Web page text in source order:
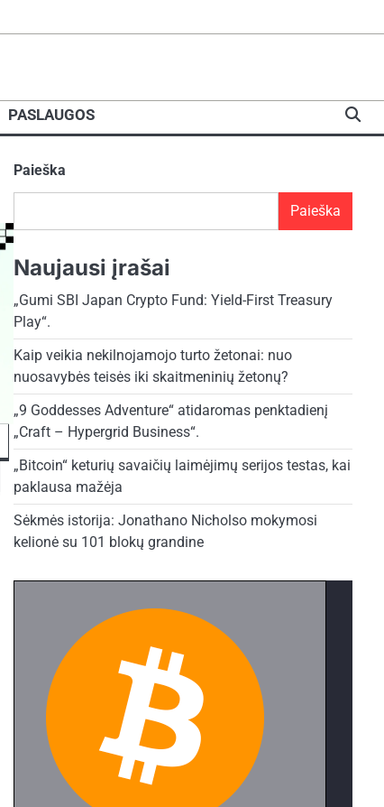
PASLAUGOS
Paieška
Paieška
Naujausi įrašai
„Gumi SBI Japan Crypto Fund: Yield-First Treasury
Play“.
Kaip veikia nekilnojamojo turto žetonai: nuo
nuosavybės teisės iki skaitmeninių žetonų?
„9 Goddesses Adventure“ atidaromas penktadienį
„Craft – Hypergrid Business“.
„Bitcoin“ keturių savaičių laimėjimų serijos testas, kai
paklausa mažėja
Sėkmės istorija: Jonathano Nicholso mokymosi
kelionė su 101 blokų grandine